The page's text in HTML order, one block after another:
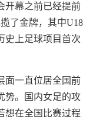
开幕之前已经提前
了金牌，其中U18
史上足球项目首次
面一直位居全国前
势。国内女足的攻
想在全国比赛过程